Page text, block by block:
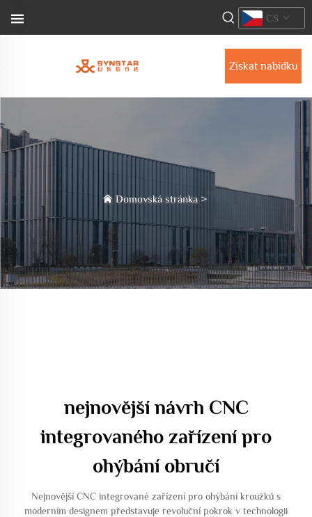
Získat nabídku
CS
Domovská stránka >
nejnovější návrh CNC
integrovaného zařízení pro
ohýbání obručí
Nejnovější CNC integrované zařízení pro ohýbání kroužků s
moderním designem představuje revoluční pokrok v technologii